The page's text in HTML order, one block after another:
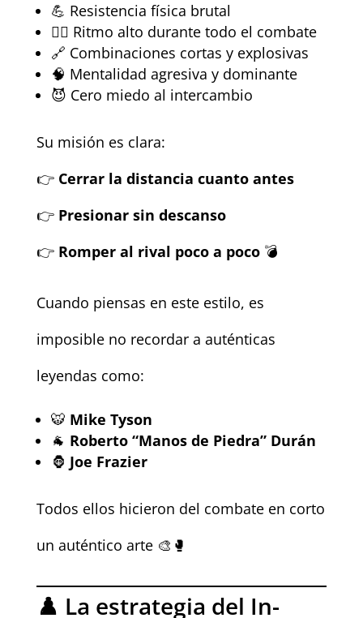
💪 Resistencia física brutal
❤️‍🔥 Ritmo alto durante todo el combate
🔗 Combinaciones cortas y explosivas
🧠 Mentalidad agresiva y dominante
😈 Cero miedo al intercambio
Su misión es clara:
👉 Cerrar la distancia cuanto antes
👉 Presionar sin descanso
👉 Romper al rival poco a poco💣
Cuando piensas en este estilo, es
imposible no recordar a auténticas
leyendas como:
🐯 Mike Tyson
🐐 Roberto “Manos de Piedra” Durán
🦍 Joe Frazier
Todos ellos hicieron del combate en corto
un auténtico arte 🎨🥊
♟️ La estrategia del In-